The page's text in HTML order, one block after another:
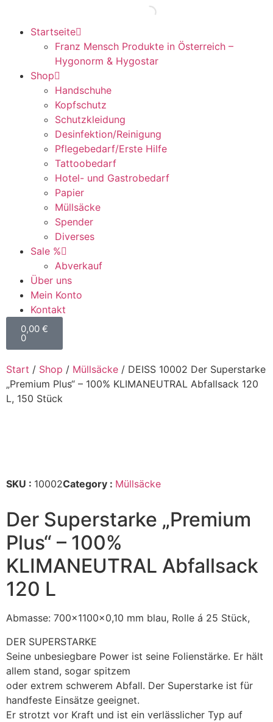
Startseite
Franz Mensch Produkte in Österreich –
Hygonorm & Hygostar
Shop
Handschuhe
Kopfschutz
Schutzkleidung
Desinfektion/Reinigung
Pflegebedarf/Erste Hilfe
Tattoobedarf
Hotel- und Gastrobedarf
Papier
Müllsäcke
Spender
Diverses
Sale %
Abverkauf
Über uns
Mein Konto
Kontakt
0,00 €
0
Start / Shop / Müllsäcke / DEISS 10002 Der Superstarke
„Premium Plus“ – 100% KLIMANEUTRAL Abfallsack 120
L, 150 Stück
SKU : 10002Category : Müllsäcke
Der Superstarke „Premium
Plus“ – 100%
KLIMANEUTRAL Abfallsack
120 L
Abmasse: 700x1100x0,10 mm blau, Rolle á 25 Stück,
DER SUPERSTARKE
Seine unbesiegbare Power ist seine Folienstärke. Er hält
allem stand, sogar spitzem
oder extrem schwerem Abfall. Der Superstarke ist für
handfeste Einsätze geeignet.
Er strotzt vor Kraft und ist ein verlässlicher Typ auf